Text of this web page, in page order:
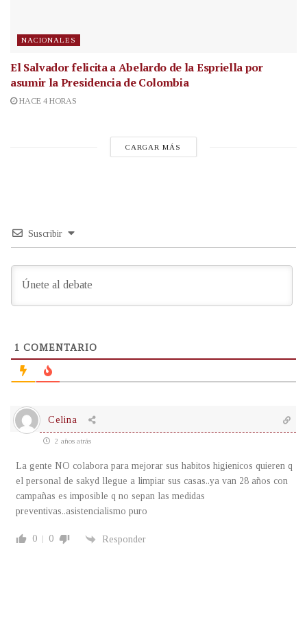
NACIONALES
El Salvador felicita a Abelardo de la Espriella por
asumir la Presidencia de Colombia
HACE 4 HORAS
CARGAR MÁS
Suscribir
1 COMENTARIO
Celina
2 años atrás
La gente NO colabora para mejorar sus habitos higienicos quieren q
el personal de sakyd llegue a limpiar sus casas..ya van 28 años con
campañas es imposible q no sepan las medidas
preventivas..asistencialismo puro
0 0 Responder